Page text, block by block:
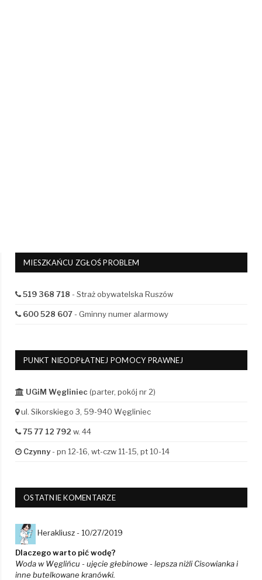
MIESZKAŃCU ZGŁOŚ PROBLEM
519 368 718 - Straż obywatelska Ruszów
600 528 607- Gminny numer alarmowy
PUNKT NIEODPŁATNEJ POMOCY PRAWNEJ
UGiM Węgliniec (parter, pokój nr 2)
ul. Sikorskiego 3, 59-940 Węgliniec
75 77 12 792 w. 44
Czynny- pn 12-16, wt-czw 11-15, pt 10-14
OSTATNIE KOMENTARZE
Herakliusz - 10/27/2019
Dlaczego warto pić wodę?
Woda w Węglińcu - ujęcie głebinowe - lepsza niżli Cisowianka i
inne butelkowane kranówki.